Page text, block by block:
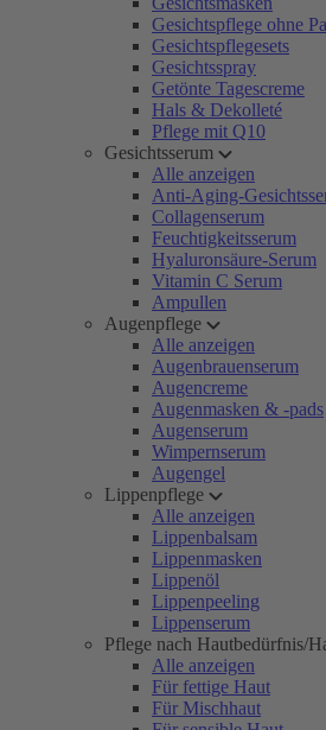
Gesichtspflege ohne
Gesichtspflegesets
Gesichtsspray
Getönte Tagescreme
Hals & Dekolleté
Pflege mit Q10
Gesichtsserum
Alle anzeigen
Anti-Aging-
Collagenserum
Feuchtigkeitsserum
Hyaluronsäure-Serum
Vitamin C Serum
Ampullen
Augenpflege
Alle anzeigen
Augenbrauenserum
Augencreme
Augenmasken & -pads
Augenserum
Wimpernserum
Augengel
Lippenpflege
Alle anzeigen
Lippenbalsam
Lippenmasken
Lippenöl
Lippenpeeling
Lippenserum
Pflege nach Hautbedürfnis/
Alle anzeigen
Für fettige Haut
Für Mischhaut